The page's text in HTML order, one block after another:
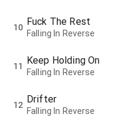
10 Fuck The Rest
Falling In Reverse
11 Keep Holding On
Falling In Reverse
12 Drifter
Falling In Reverse